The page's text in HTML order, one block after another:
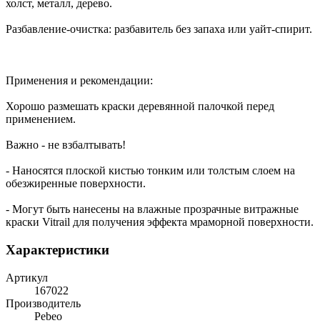
холст, металл, дерево.
Разбавление-очистка: разбавитель без запаха или уайт-спирит.
Применения и рекомендации:
Хорошо размешать краски деревянной палочкой перед
применением.
Важно - не взбалтывать!
- Наносятся плоской кистью тонким или толстым слоем на
обезжиренные поверхности.
- Могут быть нанесены на влажные прозрачные витражные
краски Vitrail для получения эффекта мраморной поверхности.
Характеристики
Артикул
167022
Производитель
Pebeo